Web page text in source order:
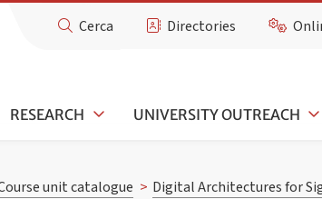
Cerca Directories
RESEARCH UNIVERSITY OUTREACH
unit catalogue > Digital Architectures for